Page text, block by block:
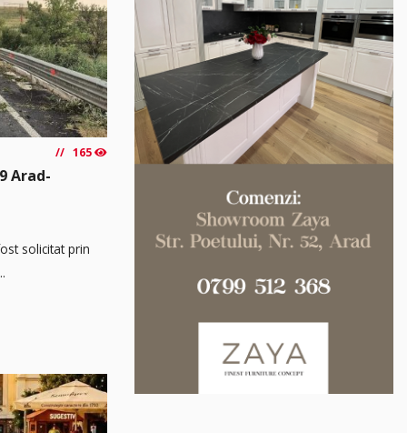
165
Arad-
solicitat prin